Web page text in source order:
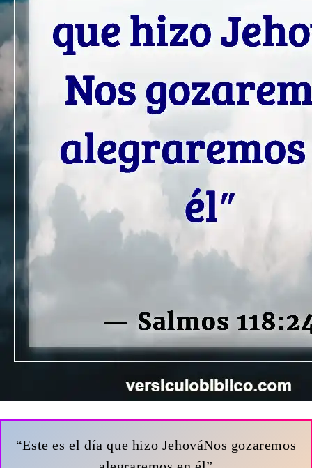
“Este es el día que hizo JehováNos gozaremos